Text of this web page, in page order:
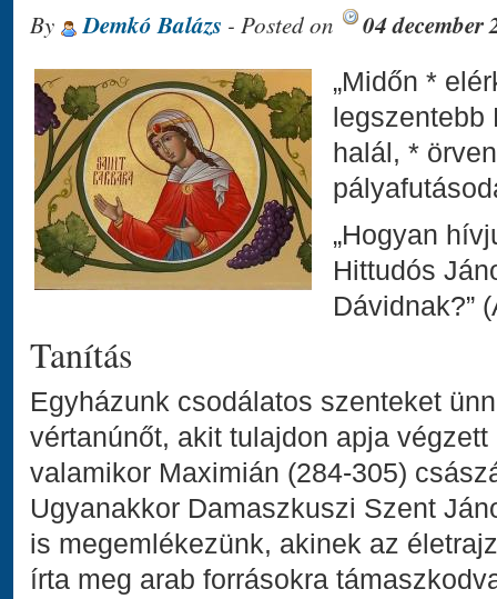
By Demkó Balázs - Posted on 04 december
„Midőn *
halál, *
„Hogyan
Hittudós
Dávidnak?”
Tanítás
Egyházunk csodálatos szenteket
vértanúnőt, akit tulajdon apja
valamikor Maximián (284-305)
Ugyanakkor Damaszkuszi Szent
is megemlékezünk, akinek az
írta meg arab forrásokra